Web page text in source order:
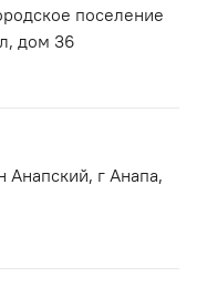
поселение
дом 36
Анапский, г Анапа,